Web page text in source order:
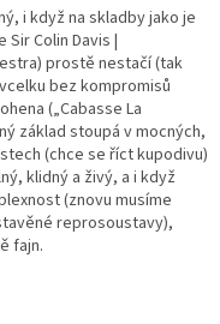
i když na skladby jako je
Sir Colin Davis |
prostě nestačí (tak
bez kompromisů
(„Cabasse La
základ stoupá v mocných,
(chce se říct kupodivu)
klidný a živý, a i když
(znovu musíme
reprosoustavy),
fajn.